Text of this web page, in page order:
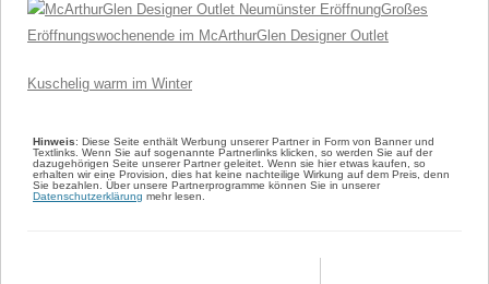
Großes
Eröffnungswochenende im McArthurGlen Designer Outlet
Kuschelig warm im Winter
Hinweis: Diese Seite enthält Werbung unserer Partner in Form von Banner und
Textlinks. Wenn Sie auf sogenannte Partnerlinks klicken, so werden Sie auf der
dazugehörigen Seite unserer Partner geleitet. Wenn sie hier etwas kaufen, so
erhalten wir eine Provision, dies hat keine nachteilige Wirkung auf dem Preis, denn
Sie bezahlen. Über unsere Partnerprogramme können Sie in unserer
Datenschutzerklärung mehr lesen.